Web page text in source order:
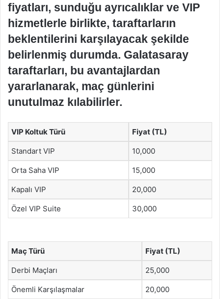
fiyatları, sunduğu ayrıcalıklar ve VIP
hizmetlerle birlikte, taraftarların
beklentilerini karşılayacak şekilde
belirlenmiş durumda. Galatasaray
taraftarları, bu avantajlardan
yararlanarak, maç günlerini
unutulmaz kılabilirler.
VIP Koltuk Türü Fiyat (TL)
Standart VIP 10,000
Orta Saha VIP 15,000
Kapalı VIP 20,000
Özel VIP Suite 30,000
Maç Türü Fiyat (TL)
Derbi Maçları 25,000
Önemli Karşılaşmalar 20,000